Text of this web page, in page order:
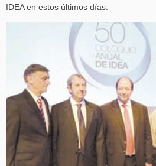
IDEA en estos últimos días.